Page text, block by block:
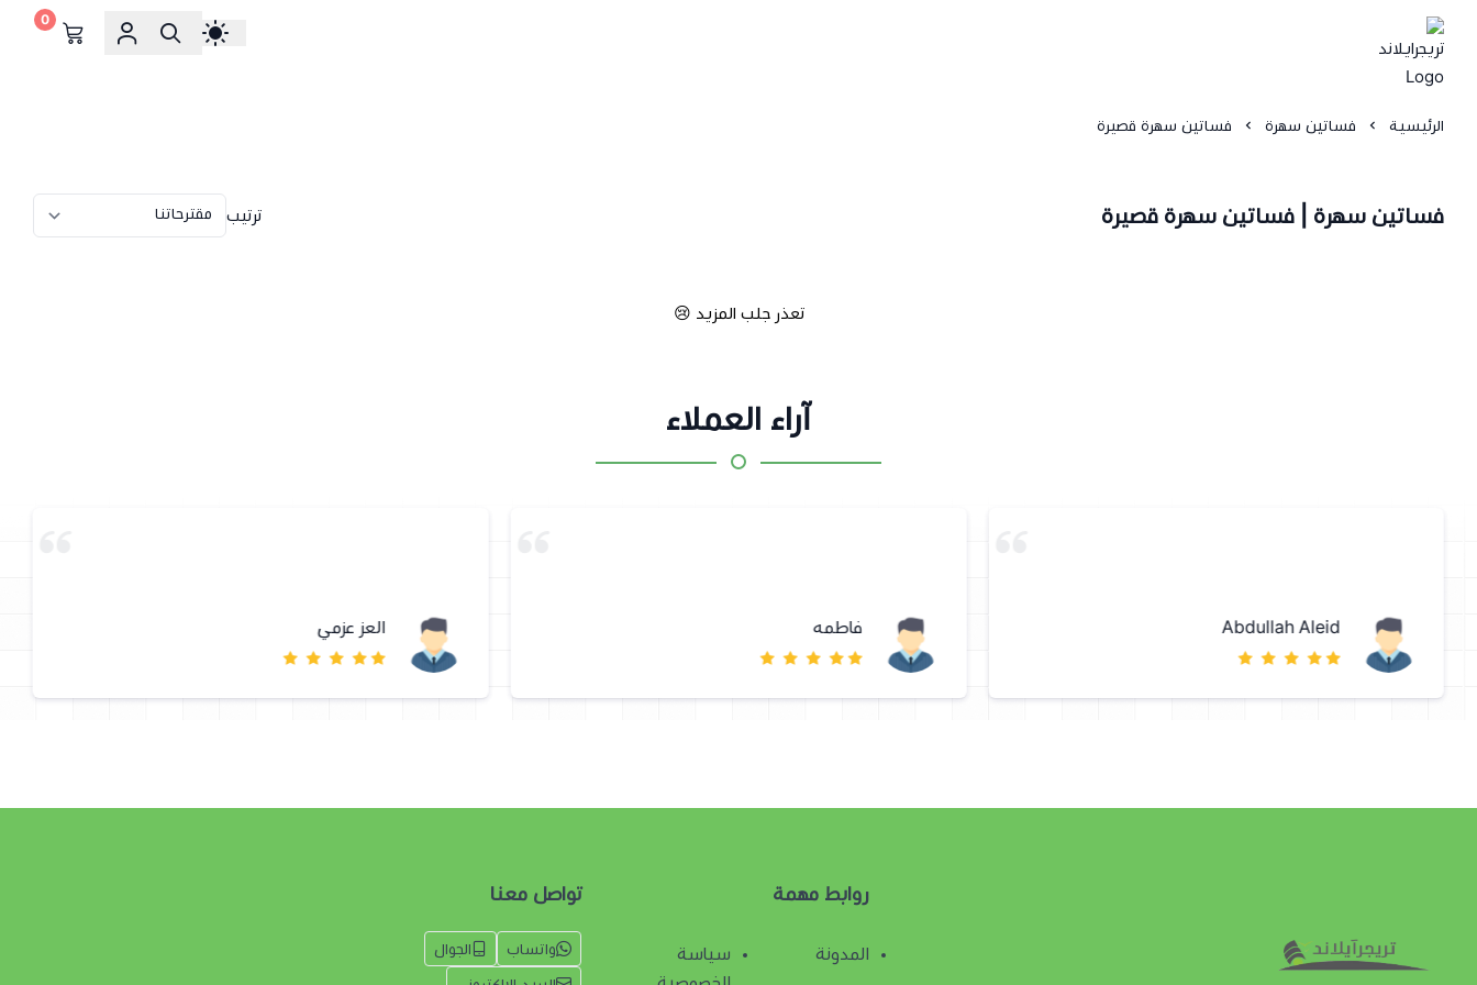
0
الرئيسية فساتين سهرة فساتين سهرة قصيرة
فساتين سهرة | فساتين سهرة قصيرة ترتيب
تعذر جلب المزيد 😢
آراء العملاء
Abdullah Aleid فاطمه العز عزمي
روابط مهمة
المدونة
سياسة
الخصوصية
تواصل معنا
واتساب الجوال